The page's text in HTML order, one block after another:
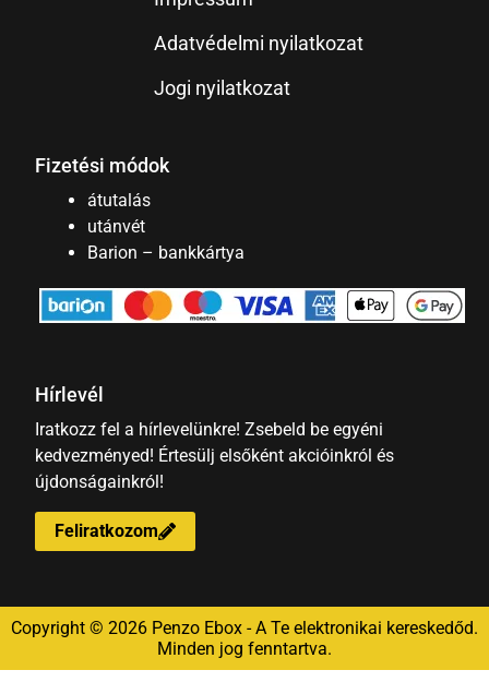
Adatvédelmi nyilatkozat
Jogi nyilatkozat
Fizetési módok
átutalás
utánvét
Barion – bankkártya
Hírlevél
Iratkozz fel a hírlevelünkre! Zsebeld be egyéni
kedvezményed! Értesülj elsőként akcióinkról és
újdonságainkról!
Feliratkozom
Copyright © 2026 Penzo Ebox - A Te elektronikai kereskedőd.
Minden jog fenntartva.